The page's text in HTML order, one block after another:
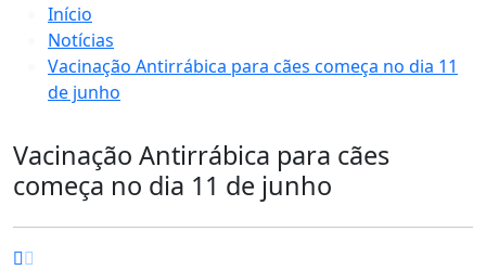
Início
Notícias
Vacinação Antirrábica para cães começa no dia 11
de junho
Vacinação Antirrábica para cães
começa no dia 11 de junho